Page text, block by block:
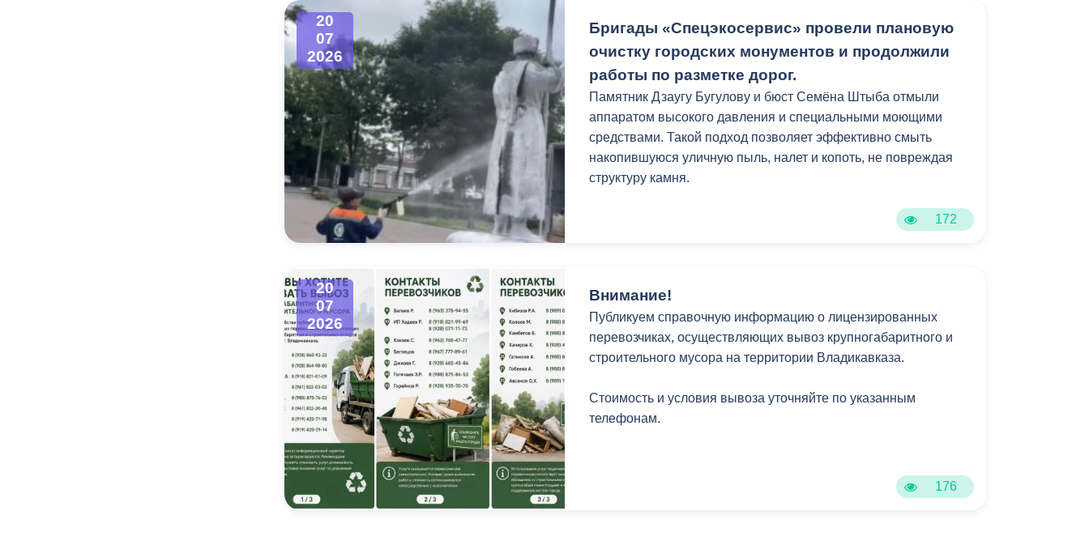
20
07
2026
Бригады «Спецэкосервис» провели плановую
очистку городских монументов и продолжили
работы по разметке дорог.
Памятник Дзаугу Бугулову и бюст Семёна Штыба отмыли
аппаратом высокого давления и специальными моющими
средствами. Такой подход позволяет эффективно смыть
накопившуюся уличную пыль, налет и копоть, не повреждая
структуру камня.
172
20
07
2026
Внимание!
Публикуем справочную информацию о лицензированных
перевозчиках, осуществляющих вывоз крупногабаритного и
строительного мусора на территории Владикавказа.
Стоимость и условия вывоза уточняйте по указанным
телефонам.
176